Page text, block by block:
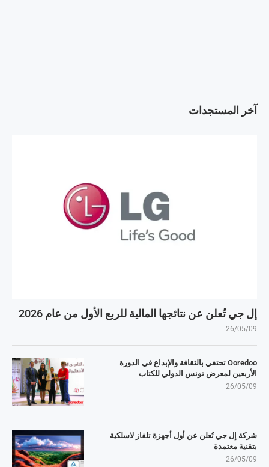
آخر المستجدات
إل جي تُعلن عن نتائجها المالية للربع الأول من عام 2026
26/05/09
Ooredoo تحتفي بالثقافة والإبداع في الدورة
الأربعين لمعرض تونس الدولي للكتاب
26/05/09
شركة إل جي تُعلن عن أول أجهزة تلفاز لاسلكية
بتقنية معتمدة
26/05/09